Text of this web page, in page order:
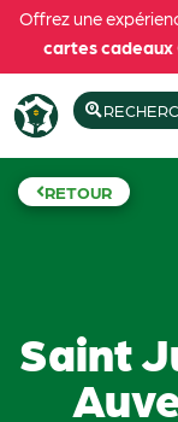
Offrez une
cartes cadeaux
RETOUR
Saint